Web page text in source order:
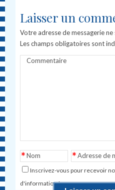
Laisser un
Votre adresse de messagerie ne
Les champs obligatoires sont
Commentaire
Nom
* Adresse de
*
Inscrivez-vous pour recevoir
d'information !